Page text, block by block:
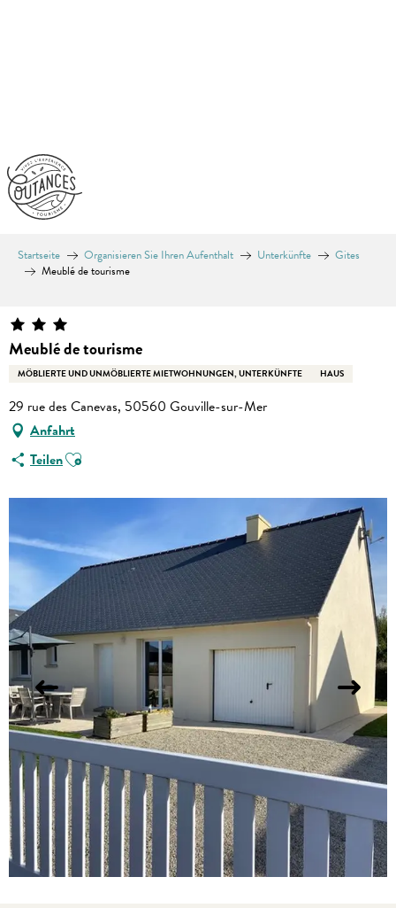
Startseite Organisieren Sie Ihren Aufenthalt Unterkünfte
Gites
Meublé de tourisme
Meublé de tourisme
MÖBLIERTE UND UNMÖBLIERTE MIETWOHNUNGEN, UNTERKÜNFTE HAUS
29 rue des Canevas, 50560 Gouville-sur-Mer
Anfahrt
TeilenAjouter aux favoris